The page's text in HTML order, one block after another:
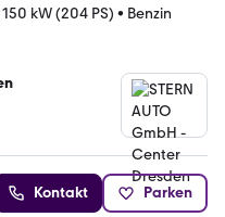
150 kW (204 PS) • Benzin
Kontakt Parken